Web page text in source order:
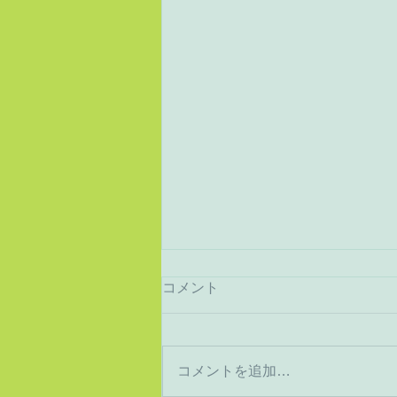
猛暑から酷暑へ
コメント
コメントを追加…